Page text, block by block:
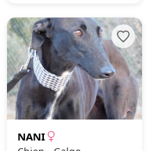
NANI